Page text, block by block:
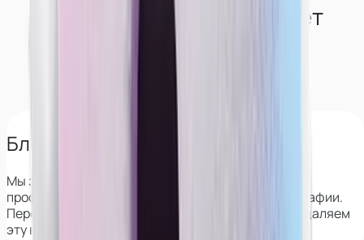
Как студия обеспечивает
конфиденциальность
моделям?
Блокируем поиск по лицу
Мы знаем все сервисы, которые позволяют найти
профиль девушки на вебкам-сайтах по её фотографии.
Перед началом сотрудничества мы полностью удаляем
эту возможность.